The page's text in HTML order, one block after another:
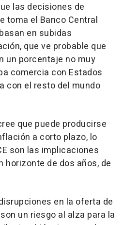
las decisiones de
toma el Banco Central
en subidas
que ve probable que
un porcentaje no muy
comercia con Estados
con el resto del mundo
que puede producirse
a corto plazo, lo
son las implicaciones
horizonte de dos años, de
en la oferta de
un riesgo al alza para la